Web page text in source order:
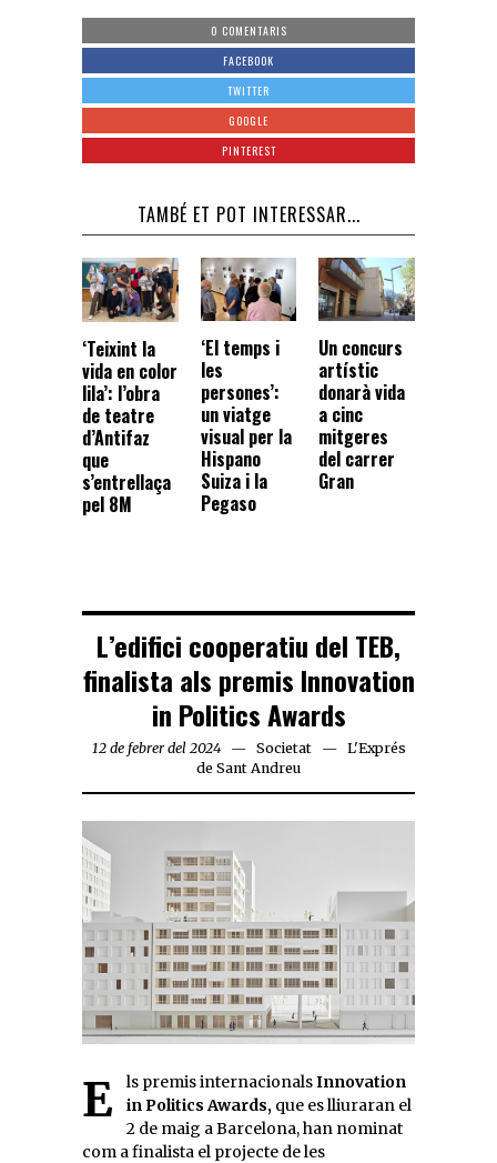
0 COMENTARIS
FACEBOOK
TWITTER
GOOGLE
PINTEREST
TAMBÉ ET POT INTERESSAR...
‘Teixint la
vida en color
lila’: l’obra
de teatre
d’Antifaz
que
s’entrellaça
pel 8M
‘El temps i
les
persones’:
un viatge
visual per la
Hispano
Suiza i la
Pegaso
Un concurs
artístic
donarà vida
a cinc
mitgeres
del carrer
Gran
L’edifici cooperatiu del TEB,
finalista als premis Innovation
in Politics Awards
12 de febrer del 2024 Societat
L'Exprés
de Sant Andreu
Els premis internacionalsInnovation
in Politics Awards, que es lliuraran el
2 de maig a Barcelona, han nominat
com a finalista el projecte de les